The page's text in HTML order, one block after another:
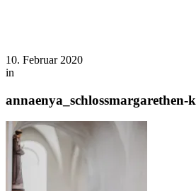
10. Februar 2020
in
annaenya_schlossmargarethen-